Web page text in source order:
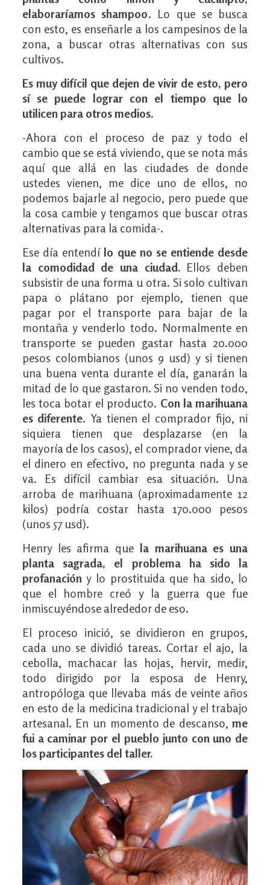
elaboraríamos shampoo. Lo que se busca
con esto, es enseñarle a los campesinos de la
zona, a buscar otras alternativas con sus
cultivos.
Es muy difícil que dejen de vivir de esto, pero
sí se puede lograr con el tiempo que lo
utilicen para otros medios.
-Ahora con el proceso de paz y todo el
cambio que se está viviendo, que se nota más
aquí que allá en las ciudades de donde
ustedes vienen, me dice uno de ellos, no
podemos bajarle al negocio, pero puede que
la cosa cambie y tengamos que buscar otras
alternativas para la comida-.
Ese día entendí lo que no se entiende desde
la comodidad de una ciudad.Ellos deben
subsistir de una forma u otra. Si solo cultivan
papa o plátano por ejemplo, tienen que
pagar por el transporte para bajar de la
montaña y venderlo todo. Normalmente en
transporte se pueden gastar hasta 20.000
pesos colombianos (unos 9 usd) y si tienen
una buena venta durante el día, ganarán la
mitad de lo que gastaron. Si no venden todo,
les toca botar el producto. Con la marihuana
es diferente. Ya tienen el comprador fijo, ni
siquiera tienen que desplazarse (en la
mayoría de los casos), el comprador viene, da
el dinero en efectivo, no pregunta nada y se
va. Es difícil cambiar esa situación. Una
arroba de marihuana (aproximadamente 12
kilos) podría costar hasta 170.000 pesos
(unos 57 usd).
Henry les afirma que la marihuana es una
planta sagrada, el problema ha sido la
profanación y lo prostituida que ha sido, lo
que el hombre creó y la guerra que fue
inmiscuyéndose alrededor de eso.
El proceso inició, se dividieron en grupos,
cada uno se dividió tareas. Cortar el ajo, la
cebolla, machacar las hojas, hervir, medir,
todo dirigido por la esposa de Henry,
antropóloga que llevaba más de veinte años
en esto de la medicina tradicional y el trabajo
artesanal. En un momento de descanso, me
fui a caminar por el pueblo junto con uno de
los participantes del taller.